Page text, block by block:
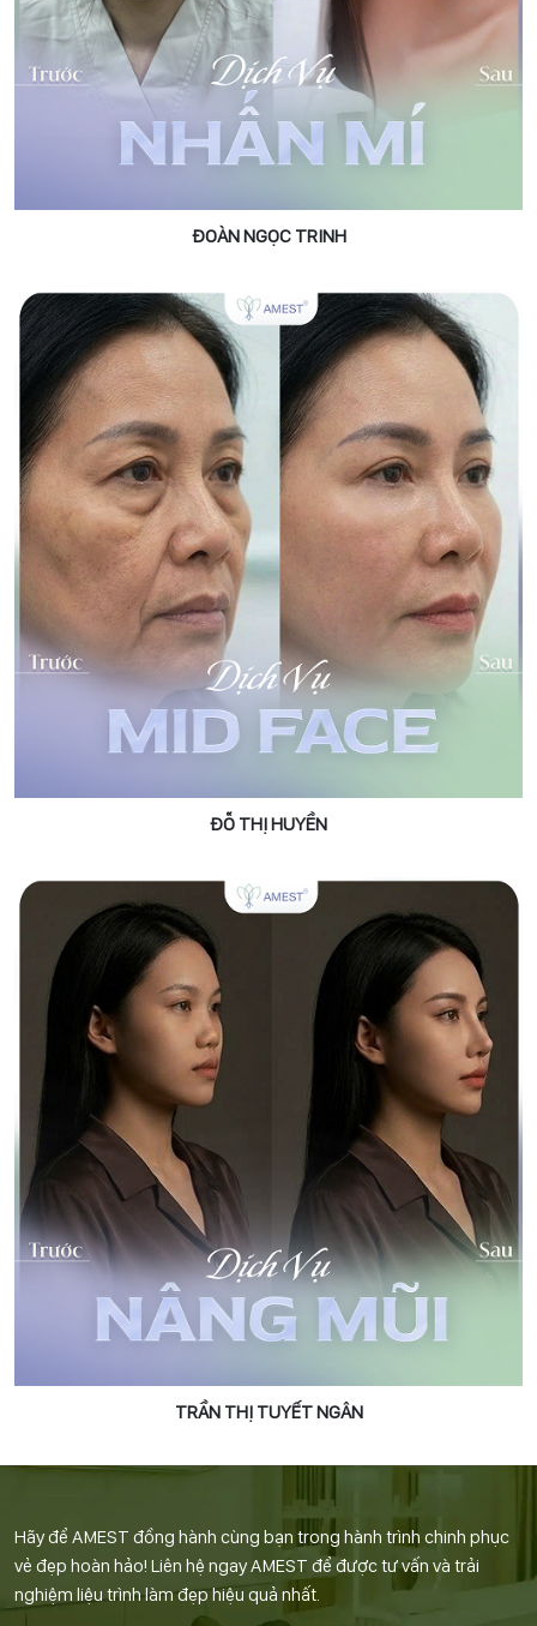
ĐOÀN NGỌC TRINH
ĐỖ THỊ HUYỀN
TRẦN THỊ TUYẾT NGÂN
Hãy để AMEST đồng hành cùng bạn trong hành trình chinh phục
vẻ đẹp hoàn hảo! Liên hệ ngay AMEST để được tư vấn và trải
nghiệm liệu trình làm đẹp hiệu quả nhất.